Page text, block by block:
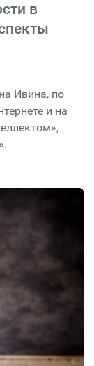
в
Ивина, по
и на